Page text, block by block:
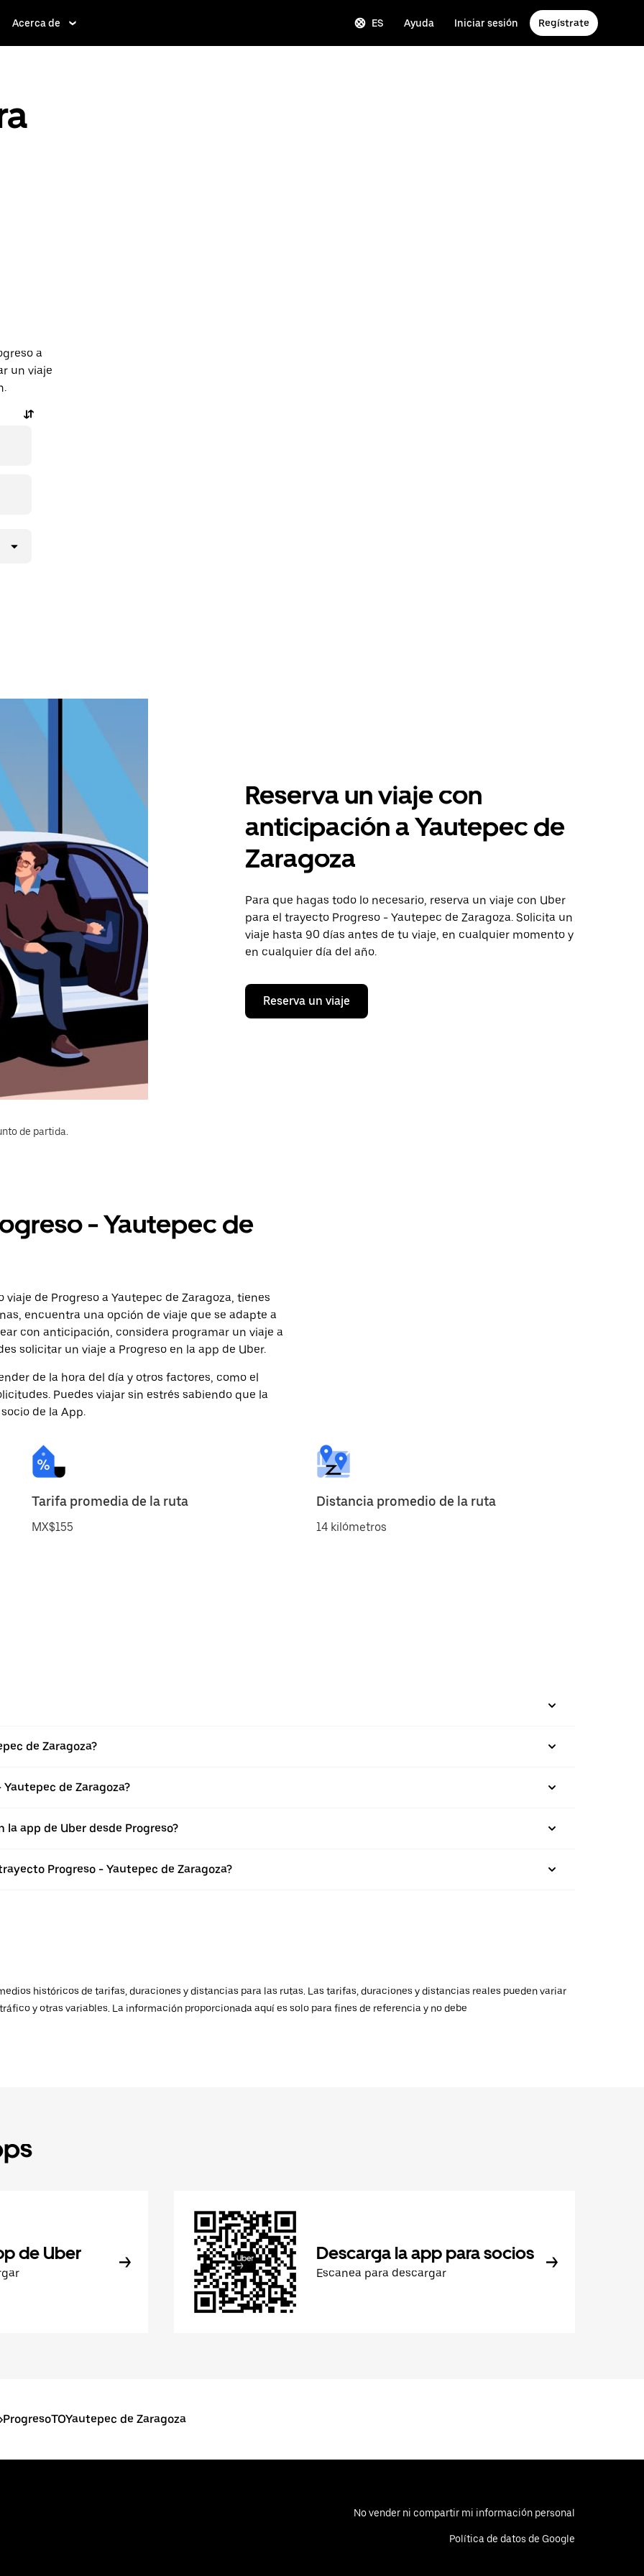
Acerca de ES Ayuda Iniciar sesión Regístrate
a
un viaje
Reserva un viaje con
anticipación a Yautepec de
Zaragoza
Para que hagas todo lo necesario, reserva un viaje con Uber
para el trayecto Progreso - Yautepec de Zaragoza. Solicita un
viaje hasta 90 días antes de tu viaje, en cualquier momento y
en cualquier día del año.
Reserva un viaje
de partida.
- Yautepec de
de Progreso a Yautepec de Zaragoza, tienes
encuentra una opción de viaje que se adapte a
con anticipación, considera programar un viaje a
solicitar un viaje a Progreso en la app de Uber.
de la hora del día y otros factores, como el
Puedes viajar sin estrés sabiendo que la
de la App.
Tarifa promedia de la ruta
MX$155
Distancia promedio de la ruta
14 kilómetros
de Zaragoza?
de Zaragoza?
app de Uber desde Progreso?
Progreso - Yautepec de Zaragoza?
históricos de tarifas, duraciones y distancias para las rutas. Las tarifas, duraciones y distancias reales pueden variar
y otras variables. La información proporcionada aquí es solo para fines de referencia y no debe
de Uber Descarga la app para socios
Escanea para descargar
ProgresoTOYautepec de Zaragoza
No vender ni compartir mi información personal
Política de datos de Google